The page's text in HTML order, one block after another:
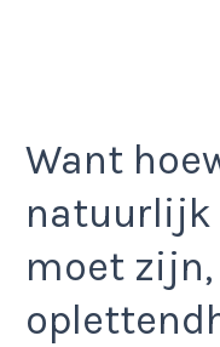
Want
natuurlijk
moet